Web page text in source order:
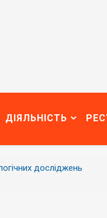
ДІЯЛЬНІСТЬ
досліджень